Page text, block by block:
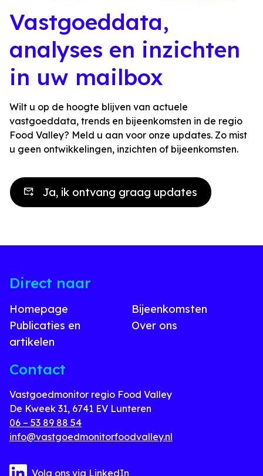
Vastgoeddata,
analyses en inzichten
in uw mailbox
Wilt u op de hoogte blijven van actuele
vastgoeddata, trends en bijeenkomsten in de regio
Food Valley? Meld u aan voor onze updates. Zo mist
u geen ontwikkelingen, inzichten of bijeenkomsten.
Ja, ik ontvang graag updates
Direct naar
Homepage
Bijeenkomsten
Publicaties en
artikelen
Over ons
Contact
Vastgoedmonitor regio Food Valley
De Kweek 31, 6741 EV Lunteren
06 – 53 89 88 54
info@vastgoedmonitorfoodvalley.nl
Volg ons via LinkedIn